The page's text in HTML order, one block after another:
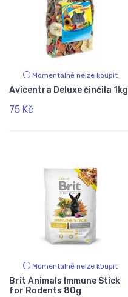
Momentálně nelze koupit
Avicentra Deluxe činčila 1kg
75 Kč
Momentálně nelze koupit
Brit Animals Immune Stick
for Rodents 80g